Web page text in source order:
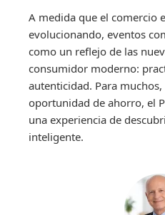
A medida que el comercio
evolucionando, eventos
como un reflejo de las
consumidor moderno:
autenticidad. Para
oportunidad de ahorro, el
una experiencia de
inteligente.